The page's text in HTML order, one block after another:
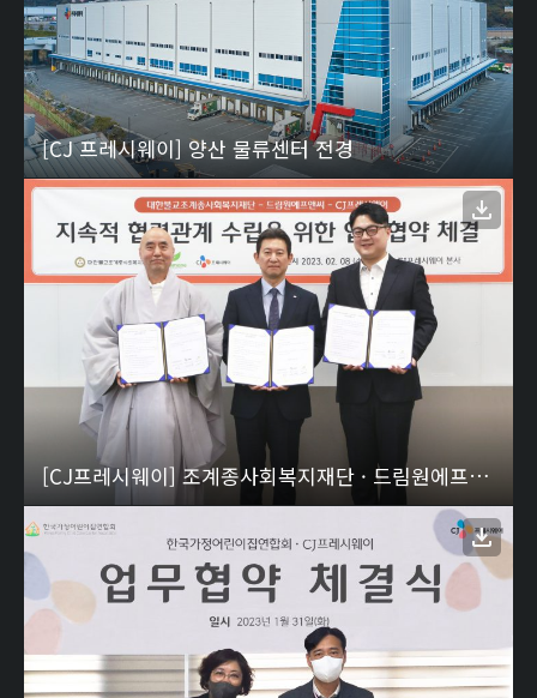
[CJ 프레시웨이] 양산 물류센터 전경
[CJ프레시웨이] 조계종사회복지재단 · 드림원에프앤씨 업무협약